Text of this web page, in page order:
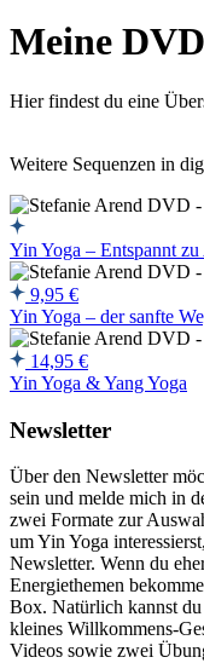
Meine
Hier findest du eine
Weitere Sequenzen in
Yin Yoga – Entspannt
9,95 €
Yin Yoga – der sanfte
14,95 €
Yin Yoga & Yang Yoga
Newsletter
Über den Newsletter
sein und melde mich in
zwei Formate zur
um Yin Yoga
Newsletter. Wenn du
Energiethemen
Box. Natürlich kannst
kleines Willkommens-
Videos sowie zwei